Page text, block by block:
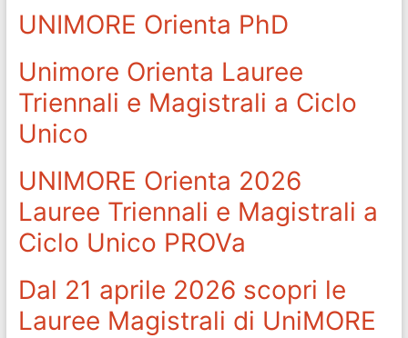
UNIMORE Orienta PhD
Unimore Orienta Lauree
Triennali e Magistrali a Ciclo
Unico
UNIMORE Orienta 2026
Lauree Triennali e Magistrali a
Ciclo Unico PROVa
Dal 21 aprile 2026 scopri le
Lauree Magistrali di UniMORE